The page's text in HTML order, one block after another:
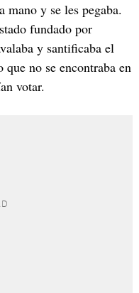
mano y se les pegaba.
fundado por
y santificaba el
no se encontraba en
votar.